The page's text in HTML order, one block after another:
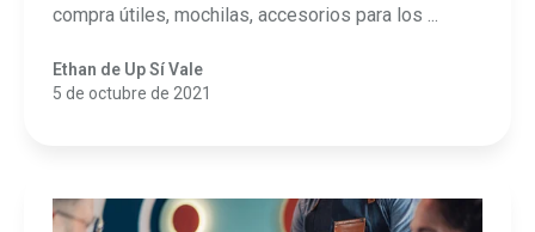
compra útiles, mochilas, accesorios para los ...
Ethan de Up Sí Vale
5 de octubre de 2021